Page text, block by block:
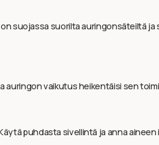
suojassa suorilta auringonsäteiltä
auringon vaikutus heikentäisi sen
puhdasta sivellintä ja anna